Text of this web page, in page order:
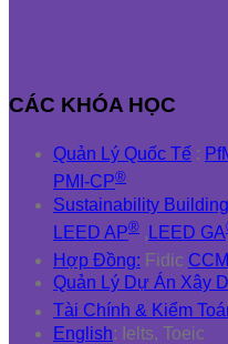
CÁC KHÓA HỌC
Quản Lý Quốc Tế :
PMI-CP®
Sustainability Building
LEED AP® , LEED GA
Hợp Đồng: Fidic CCM
Quản Lý Dự Án Xây
Tài Chính & Kiểm
English: Ielts, Toeic